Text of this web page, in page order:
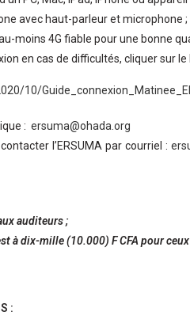
avec haut-parleur et microphone ;
moins 4G fiable pour une bonne
en cas de difficultés, cliquer sur le
10/
: ersuma@ohada.org
l’ERSUMA par courriel :
auditeurs ;
à dix-mille (10.000) F CFA pour
: